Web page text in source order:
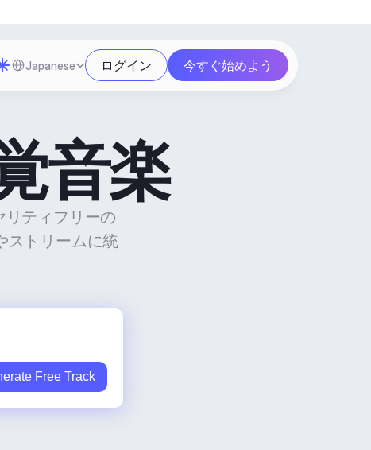
音楽
ティフリーの
ストリームに統
Free Track
Select Language
Japanese ログイン 今すぐ始めよう